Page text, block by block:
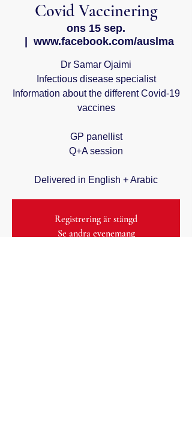
Covid Vaccinering
ons 15 sep.
www.facebook.com/auslma
Dr Samar Ojaimi
Infectious disease specialist
Information about the different Covid-19
vaccines
GP panellist
Q+A session
Delivered in English + Arabic
Registrering är stängd
Se andra evenemang